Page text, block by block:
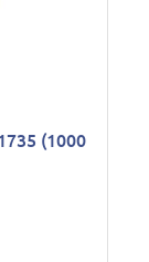
(1000